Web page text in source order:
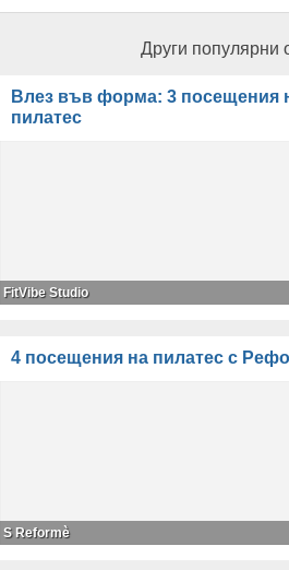
Други популярни
Влез във форма: 3 посещения
пилатес
FitVibe Studio
4 посещения на пилатес с
S Reformè